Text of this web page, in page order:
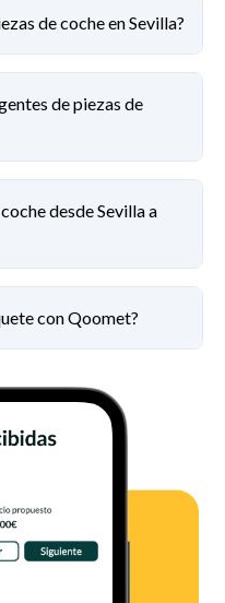
de coche en Sevilla?
de piezas de
desde Sevilla a
con Qoomet?